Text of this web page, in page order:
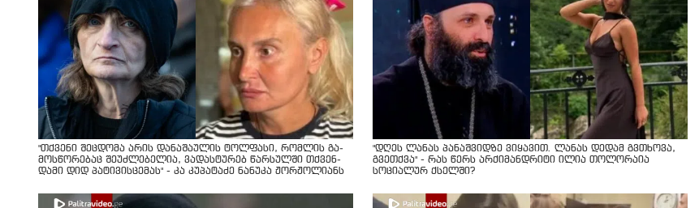
"თქვენი შეცდომა არის დანაშაულის ტოლფასი, რომ­ლის გა­
მოს­წო­რე­ბაც შე­უძ­ლე­ბე­ლია, ვა­დას­ტუ­რებ წარ­სულ­ში თქვენ­
და­მი დიდ პა­ტი­ვის­ცე­მას" - კა კუპატაძე ნანუკა ჟორჟოლიანს
"დღეს ლანას პანაშვიდზე ვიყავით. ლანას დედამ გვთხოვა,
გვეთქვა" - რას წერს არქიმანდრიტი ილია თოლორაია
სოციალურ ქსელში?